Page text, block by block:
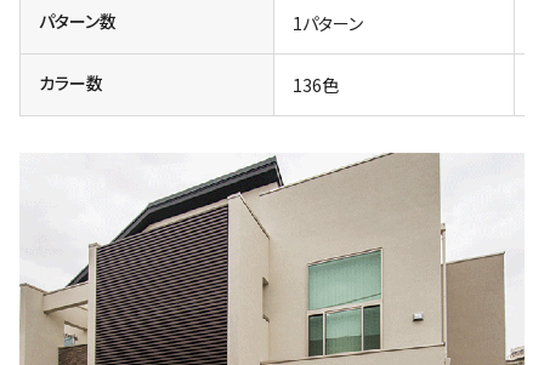
パターン数 1パターン
カラー数 136色